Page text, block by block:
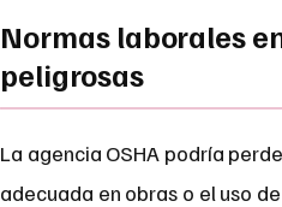
Normas laborales
peligrosas
La agencia OSHA podría
adecuada en obras o el uso